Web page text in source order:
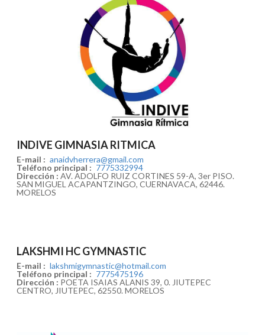
INDIVE GIMNASIA RITMICA
E-mail : anaidvherrera@gmail.com
Teléfono principal : 7775332994
Dirección : AV. ADOLFO RUIZ CORTINES 59-A, 3er PISO.
SAN MIGUEL ACAPANTZINGO, CUERNAVACA, 62446.
MORELOS
LAKSHMI HC GYMNASTIC
E-mail : lakshmigymnastic@hotmail.com
Teléfono principal : 7775475196
Dirección : POETA ISAIAS ALANIS 39, 0. JIUTEPEC
CENTRO, JIUTEPEC, 62550. MORELOS